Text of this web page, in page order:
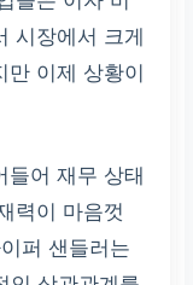
시장에서 크게
만 이제 상황이
들어 재무 상태
력이 마음껏
퍼 샌들러는